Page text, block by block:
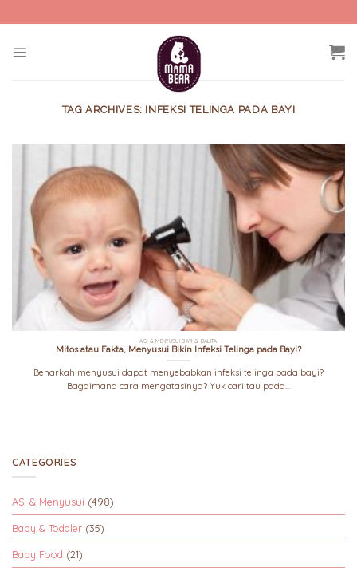
to
TAG ARCHIVES: INFEKSI TELINGA PADA BAYI
ASI & MENYUSUI BAYI & BALITA
Mitos atau Fakta, Menyusui Bikin Infeksi Telinga pada Bayi?
Benarkah menyusui dapat menyebabkan infeksi telinga pada bayi?
Bagaimana cara mengatasinya? Yuk cari tau pada...
CATEGORIES
ASI & Menyusui (498)
Baby & Toddler (35)
Baby Food (21)